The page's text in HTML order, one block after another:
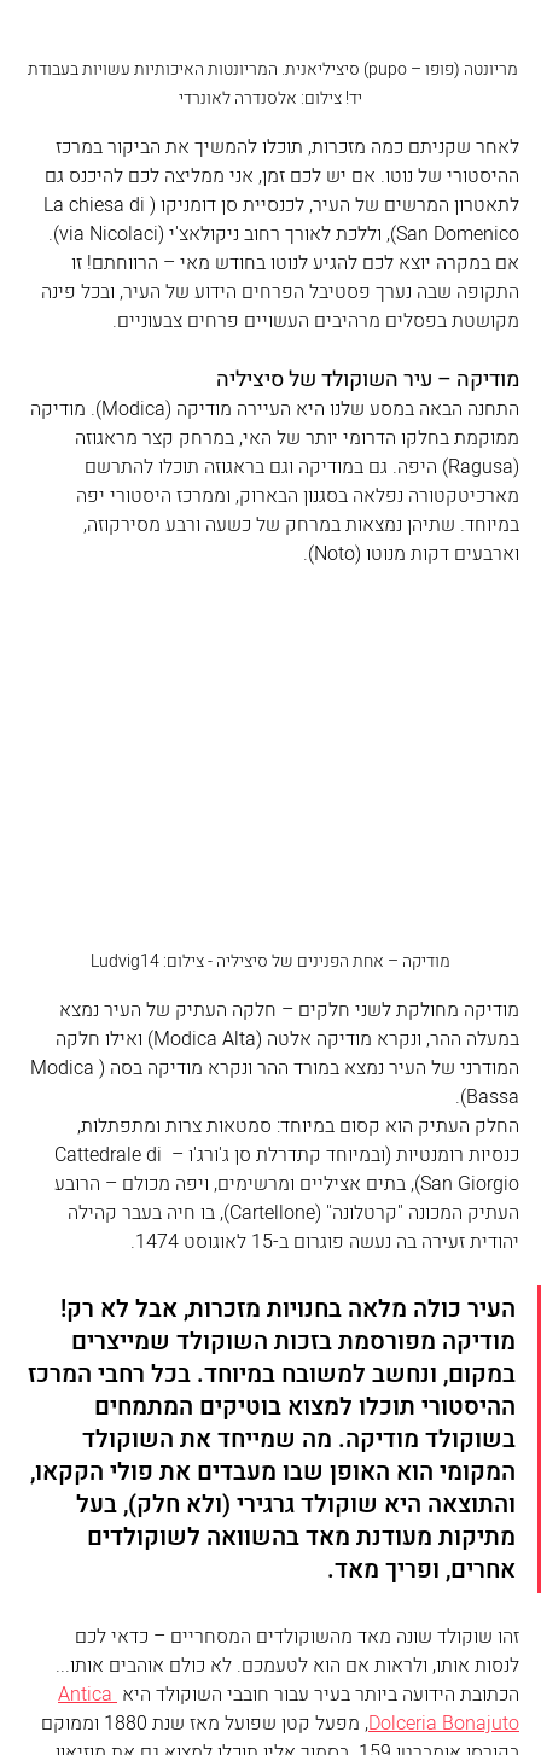
מריונטה (פופו – pupo) סיציליאנית. המריונטות האיכותיות עשויות בעבודת
יד! צילום: אלסנדרה לאונרדי
לאחר שקניתם כמה מזכרות, תוכלו להמשיך את הביקור במרכז
ההיסטורי של נוטו. אם יש לכם זמן, אני ממליצה לכם להיכנס גם
לתאטרון המרשים של העיר, לכנסיית סן דומניקו (La chiesa di
San Domenico), וללכת לאורך רחוב ניקולאצ'י (via Nicolaci).
אם במקרה יוצא לכם להגיע לנוטו בחודש מאי – הרווחתם! זו
התקופה שבה נערך פסטיבל הפרחים הידוע של העיר, ובכל פינה
מקושטת בפסלים מרהיבים העשויים פרחים צבעוניים.
מודיקה – עיר השוקולד של סיציליה
התחנה הבאה במסע שלנו היא העיירה מודיקה (Modica). מודיקה
ממוקמת בחלקו הדרומי יותר של האי, במרחק קצר מראגוזה
(Ragusa) היפה. גם במודיקה וגם בראגוזה תוכלו להתרשם
מארכיטקטורה נפלאה בסגנון הבארוק, וממרכז היסטורי יפה
במיוחד. שתיהן נמצאות במרחק של כשעה ורבע מסירקוזה,
וארבעים דקות מנוטו (Noto).
מודיקה – אחת הפנינים של סיציליה - צילום: Ludvig14
מודיקה מחולקת לשני חלקים – חלקה העתיק של העיר נמצא
במעלה ההר, ונקרא מודיקה אלטה (Modica Alta) ואילו חלקה
המודרני של העיר נמצא במורד ההר ונקרא מודיקה בסה (Modica
Bassa).
החלק העתיק הוא קסום במיוחד: סמטאות צרות ומתפתלות,
כנסיות רומנטיות (ובמיוחד קתדרלת סן ג'ורג'ו – Cattedrale di
San Giorgio), בתים אציליים ומרשימים, ויפה מכולם – הרובע
העתיק המכונה "קרטלונה" (Cartellone), בו חיה בעבר קהילה
יהודית זעירה בה נעשה פוגרום ב-15 לאוגוסט 1474.
העיר כולה מלאה בחנויות מזכרות, אבל לא רק!
מודיקה מפורסמת בזכות השוקולד שמייצרים
במקום, ונחשב למשובח במיוחד. בכל רחבי המרכז
ההיסטורי תוכלו למצוא בוטיקים המתמחים
בשוקולד מודיקה. מה שמייחד את השוקולד
המקומי הוא האופן שבו מעבדים את פולי הקקאו,
והתוצאה היא שוקולד גרגירי (ולא חלק), בעל
מתיקות מעודנת מאד בהשוואה לשוקולדים
אחרים, ופריך מאד.
זהו שוקולד שונה מאד מהשוקולדים המסחריים – כדאי לכם
לנסות אותו, ולראות אם הוא לטעמכם. לא כולם אוהבים אותו...
הכתובת הידועה ביותר בעיר עבור חובבי השוקולד היא Antica
Dolceria Bonajuto
, מפעל קטן שפועל מאז שנת 1880 וממוקם